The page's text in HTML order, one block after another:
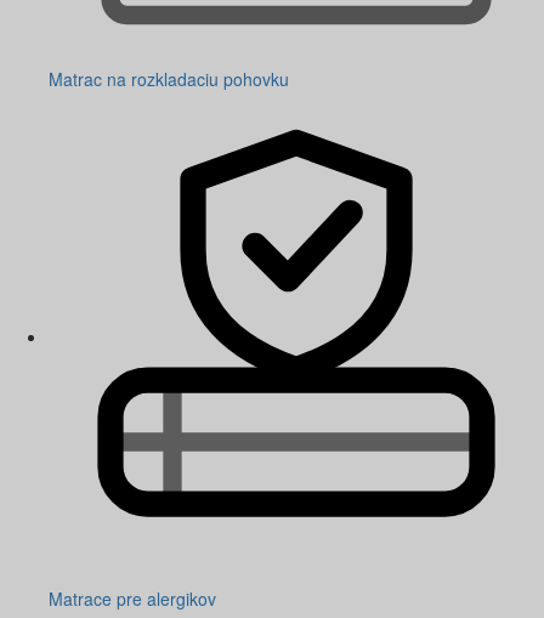
Matrac na rozkladaciu pohovku
Matrace pre alergikov